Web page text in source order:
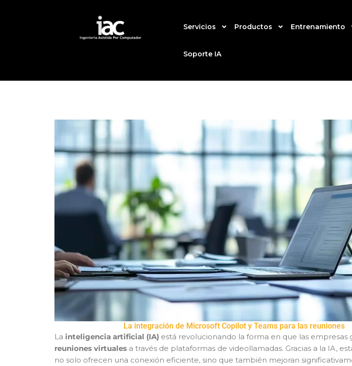
Servicios Productos Entrenamiento
Soporte IA
La integración de Microsoft Copilot y Teams para las reuniones
La inteligencia artificial (IA) está revolucionando la forma en que las empresas
reuniones virtuales a través de plataformas de videollamadas. Gracias a la IA,
no solo ofrecen una conexión eficiente, sino que también mejoran